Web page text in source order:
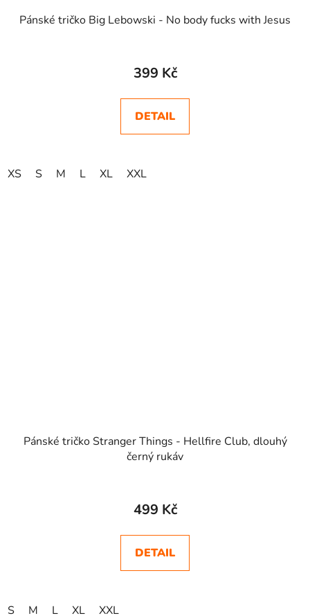
Pánské tričko Big Lebowski - No body fucks with Jesus
399 Kč
DETAIL
XS S M L XL XXL
Pánské tričko Stranger Things - Hellfire Club, dlouhý
černý rukáv
hodnocení
je
5,0
499 Kč
DETAIL
S M L XL XXL